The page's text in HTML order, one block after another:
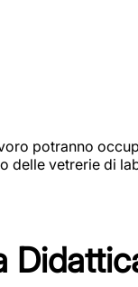
potranno
delle vetrerie di